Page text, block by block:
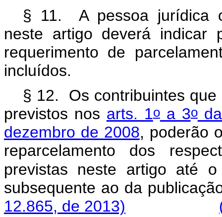
§ 11. A pessoa jurídica
neste artigo deverá indicar
requerimento de
incluídos.
§ 12. Os contribuintes
previstos nos arts. 1oa 3oda
dezembro de 2008, poderão
reparcelamento dos
previstas neste artigo até
subsequente ao da
12.865, de 2013)